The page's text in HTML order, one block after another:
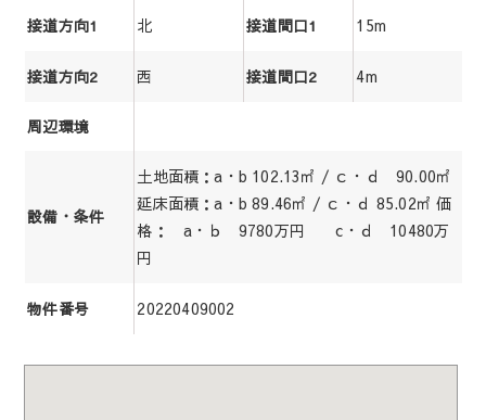
接道方向1 北 接道間口1 15m
接道方向2 西 接道間口2 4m
周辺環境
設備・条件
土地面積：a・b 102.13㎡ / ｃ・ｄ 90.00㎡
延床面積：a・b 89.46㎡ / ｃ・ｄ 85.02㎡ 価
格： a・ｂ 9780万円 c・ｄ 10480万
円
物件番号 20220409002